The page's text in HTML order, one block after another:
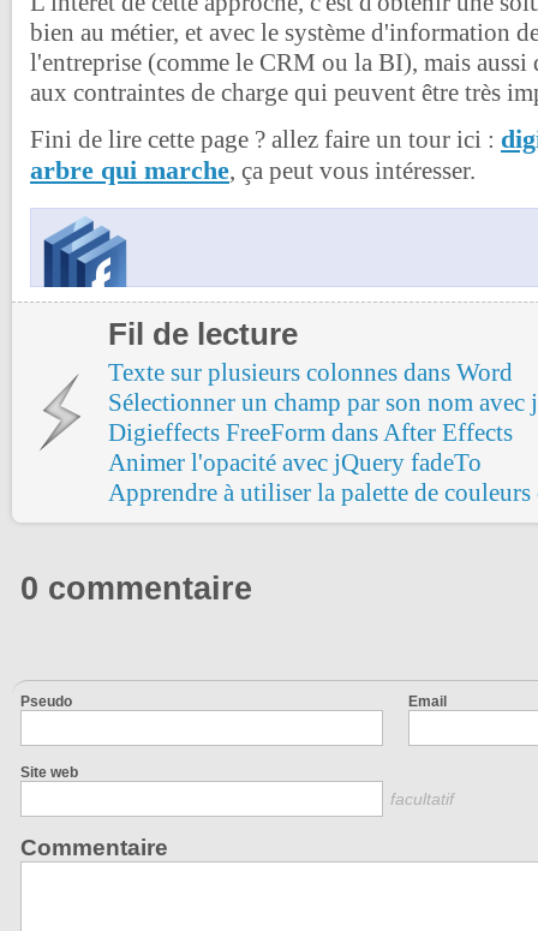
bien au métier, et avec le système d'information
l'entreprise (comme le CRM ou la BI), mais
aux contraintes de charge qui peuvent être très
Fini de lire cette page ? allez faire un tour ici :
arbre qui marche, ça peut vous intéresser.
Fil de lecture
Texte sur plusieurs colonnes dans Word
Sélectionner un champ par son nom avec
Digieffects FreeForm dans After Effects
Animer l'opacité avec jQuery fadeTo
Apprendre à utiliser la palette de
0 commentaire
Pseudo Email
Site web
facultatif
Commentaire